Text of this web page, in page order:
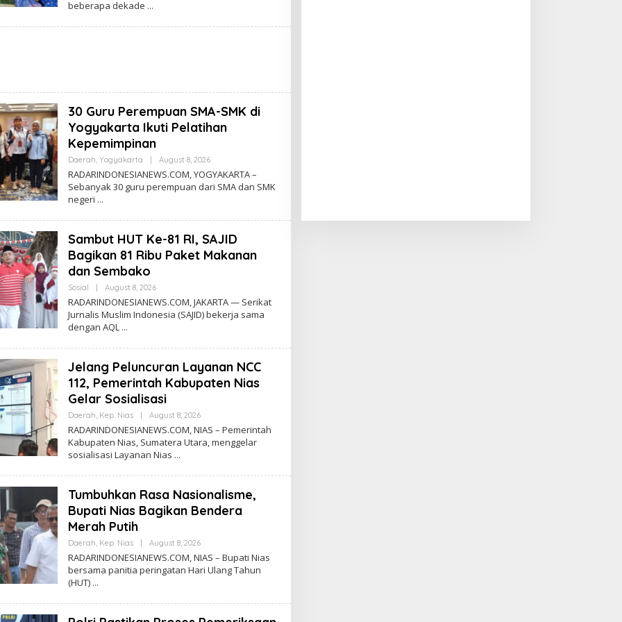
R
beberapa dekade
30 Guru Perempuan SMA-SMK di
Yogyakarta Ikuti Pelatihan
Kepemimpinan
Daerah, Yogyakarta August 8, 2026B
Y
R
A
R
E
S
RADARINDONESIANEWS.COM, YOGYAKARTA –
Sebanyak 30 guru perempuan dari SMA dan SMK
negeri
Sambut HUT Ke-81 RI, SAJID
Bagikan 81 Ribu Paket Makanan
dan Sembako
Sosial August 8, 2026B
Y
R
A
R
E
S
RADARINDONESIANEWS.COM, JAKARTA — Serikat
Jurnalis Muslim Indonesia (SAJID) bekerja sama
dengan AQL
Jelang Peluncuran Layanan NCC
112, Pemerintah Kabupaten Nias
Gelar Sosialisasi
Daerah, Kep. Nias August 8, 2026B
Y
R
A
R
E
S
RADARINDONESIANEWS.COM, NIAS – Pemerintah
Kabupaten Nias, Sumatera Utara, menggelar
sosialisasi Layanan Nias
Tumbuhkan Rasa Nasionalisme,
Bupati Nias Bagikan Bendera
Merah Putih
Daerah, Kep. Nias August 8, 2026B
Y
R
A
R
RADARINDONESIANEWS.COM, NIAS – Bupati Nias
bersama panitia peringatan Hari Ulang Tahun
(HUT)